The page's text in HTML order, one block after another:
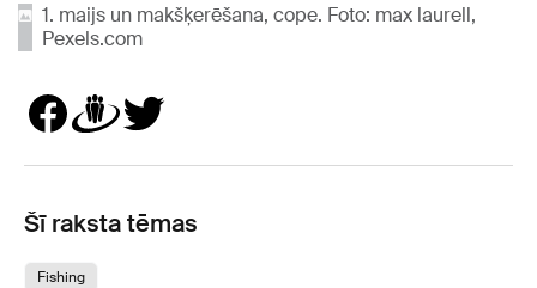
1. maijs un makšķerēšana, cope. Foto: max laurell,
Pexels.com
Šī raksta tēmas
Fishing